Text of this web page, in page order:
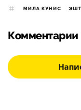
МИЛА КУНИС
Комментарии